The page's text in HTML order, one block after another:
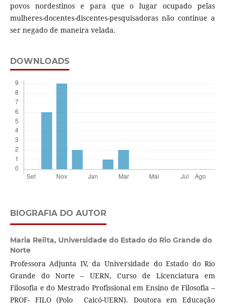
povos nordestinos e para que o lugar ocupado pelas
mulheres-docentes-discentes-pesquisadoras não continue a
ser negado de maneira velada.
DOWNLOADS
BIOGRAFIA DO AUTOR
Maria Reilta, Universidade do Estado do Rio Grande do
Norte
Professora Adjunta IV, da Universidade do Estado do Rio
Grande do Norte – UERN, Curso de Licenciatura em
Filosofia e do Mestrado Profissional em Ensino de Filosofia –
PROF- FILO (Polo Caicó-UERN). Doutora em Educação